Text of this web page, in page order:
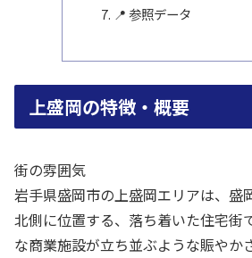
📍 参照データ
上盛岡の特徴・概要
街の雰囲気
岩手県盛岡市の上盛岡エリアは、盛
北側に位置する、落ち着いた住宅街
な商業施設が立ち並ぶような賑やか